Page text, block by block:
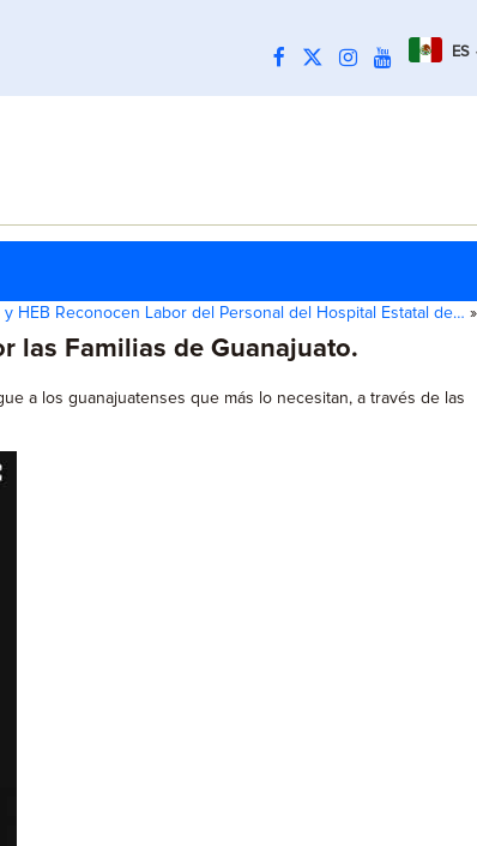
ES
HEB Reconocen Labor del Personal del Hospital Estatal de… »
las Familias de Guanajuato.
a los guanajuatenses que más lo necesitan, a través de las